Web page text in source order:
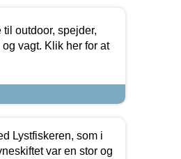
outdoor, spejder,
vagt. Klik her for at
Lystfiskeren, som i
var en stor og